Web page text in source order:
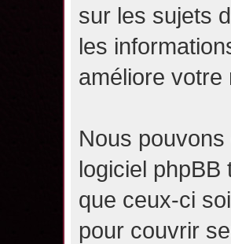
sur les sujets
les
améliore votre
Nous
logiciel phpBB
que ceux-ci
pour couvrir